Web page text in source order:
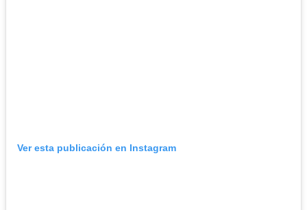
Ver esta publicación en Instagram